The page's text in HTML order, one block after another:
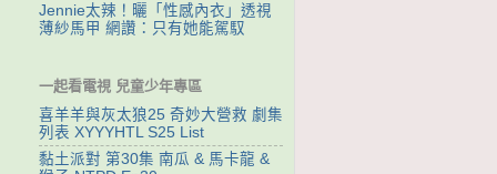
Jennie太辣！曬「性感內衣」透視
薄紗馬甲 網讚：只有她能駕馭
一起看電視 兒童少年專區
喜羊羊與灰太狼25 奇妙大營救 劇集
列表 XYYYHTL S25 List
黏土派對 第30集 南瓜 & 馬卡龍 &